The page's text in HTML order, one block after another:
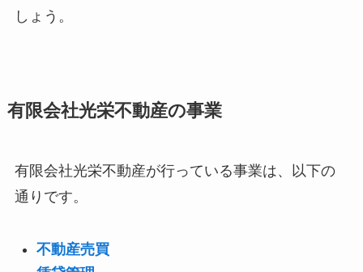
しょう。
有限会社光栄不動産の事業
有限会社光栄不動産が行っている事業は、以下の
通りです。
不動産売買